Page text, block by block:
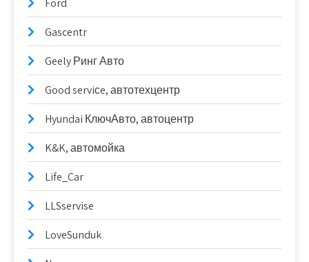
Ford
Gascentr
Geely Ринг Авто
Good serviсe, автотехцентр
Hyundai КлючАвто, автоцентр
K&K, автомойка
Life_Car
LLSservise
LoveSunduk